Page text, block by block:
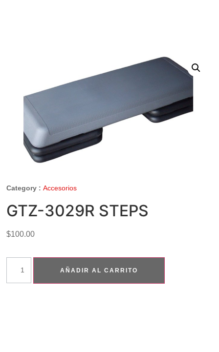
Category :Accesorios
GTZ-3029R STEPS
$100.00
AÑADIR AL CARRITO